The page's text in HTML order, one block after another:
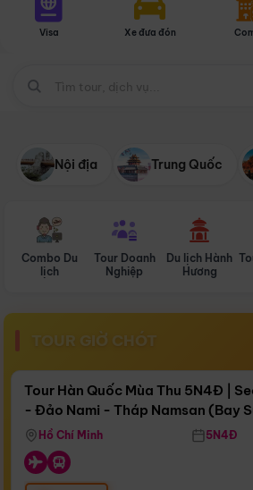
Visa Xe đưa đón
Nội địa Trung Quốc
Combo Du
lịch
Tour Doanh
Nghiệp
Du lịch Hành
Hương
TOUR GIỜ CHÓT
Còn17 ngày 09:17:21
Bay Sun Phuquoc Airways
Tour Hàn Quốc Mùa Thu 5N4Đ |
- Đảo Nami - Tháp Namsan (Bay
Airways)
Hồ Chí Minh 5N4Đ